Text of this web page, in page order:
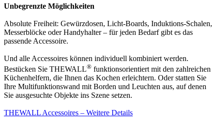
Unbegrenzte Möglichkeiten
Absolute Freiheit: Gewürzdosen, Licht-Boards, Induktions-Schalen,
Messerblöcke oder Handyhalter – für jeden Bedarf gibt es das
passende Accessoire.
Und alle Accessoires können individuell kombiniert werden.
Bestücken Sie THEWALL® funktionsorientiert mit den zahlreichen
Küchenhelfern, die Ihnen das Kochen erleichtern. Oder statten Sie
Ihre Multifunktionswand mit Borden und Leuchten aus, auf denen
Sie ausgesuchte Objekte ins Szene setzen.
THEWALL Accessoires – Weitere Details